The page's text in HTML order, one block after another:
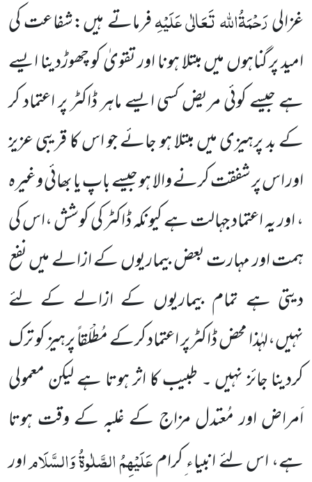
غزالیرَحْمَۃُاللہ تَعَالٰی عَلَیْہِفرماتے ہیں:شفاعت کی
امید پر گناہوں میں مبتلا ہونا اور تقویٰ کو چھوڑدینا ایسے
ہے جیسے کوئی مریض کسی ایسے ماہر ڈاکٹر پر اعتماد کر
کے بد پرہیزی میں مبتلا ہو جائے جو اس کا قریبی عزیز
اور اس پر شفقت کرنے والا ہو جیسے باپ یا بھائی وغیرہ
، اور یہ اعتماد جہالت ہے کیونکہ ڈاکٹر کی کوشش ،اس کی
ہمت اور مہارت بعض بیماریوں کے ازالے میں نفع
دیتی ہے تمام بیماریوں کے ازالے کے لئے
نہیں،لہٰذا محض ڈاکٹرپر اعتماد کرکے مُطْلَقاً پرہیز کو ترک
کردینا جائز نہیں ۔ طبیب کا اثر ہوتا ہے لیکن معمولی
اَمراض اور مُعتدل مزاج کے غلبہ کے وقت ہوتا
ہے، اس لئے انبیاء ِکرامعَلَیْہِمُ الصَّلٰوۃُ وَالسَّلَاماور